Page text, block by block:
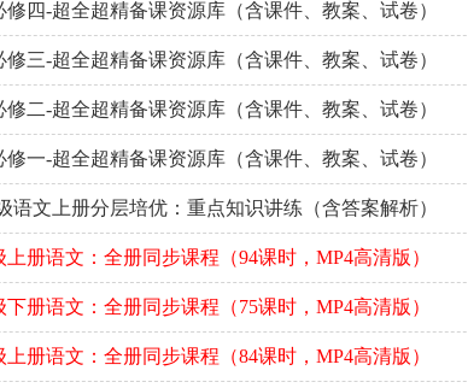
四-超全超精备课资源库（含课件、教案、试卷）
三-超全超精备课资源库（含课件、教案、试卷）
二-超全超精备课资源库（含课件、教案、试卷）
一-超全超精备课资源库（含课件、教案、试卷）
语文上册分层培优：重点知识讲练（含答案解析）
册语文：全册同步课程（94课时，MP4高清版）
册语文：全册同步课程（75课时，MP4高清版）
册语文：全册同步课程（84课时，MP4高清版）